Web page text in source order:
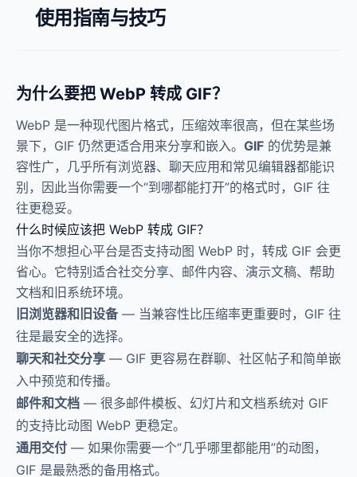
使用指南与技巧
为什么要把 WebP 转成 GIF？
WebP 是一种现代图片格式，压缩效率很高，但在某些场
景下，GIF 仍然更适合用来分享和嵌入。 GIF 的优势是兼
容性广，几乎所有浏览器、聊天应用和常见编辑器都能识
别，因此当你需要一个“到哪都能打开”的格式时，GIF 往
往更稳妥。
什么时候应该把 WebP 转成 GIF？
当你不想担心平台是否支持动图 WebP 时，转成 GIF 会更
省心。它特别适合社交分享、邮件内容、演示文稿、帮助
文档和旧系统环境。
旧浏览器和旧设备— 当兼容性比压缩率更重要时，GIF 往
往是最安全的选择。
聊天和社交分享 — GIF 更容易在群聊、社区帖子和简单嵌
入中预览和传播。
邮件和文档 — 很多邮件模板、幻灯片和文档系统对 GIF
的支持比动图 WebP 更稳定。
通用交付 — 如果你需要一个“几乎哪里都能用”的动图，
GIF 是最熟悉的备用格式。